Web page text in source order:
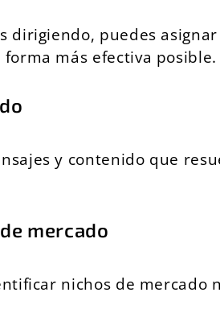
puedes
más efectiva posible.
y contenido que
mercado
nichos de mercado